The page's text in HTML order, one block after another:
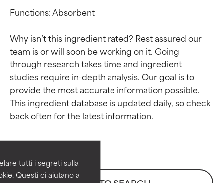
tutti i segreti sulla
Questi ci aiutano a
Functions: Absorbent
Why isn’t this ingredient rated? Rest assured our
team is or will soon be working on it. Going
through research takes time and ingredient
studies require in-depth analysis. Our goal is to
provide the most accurate information possible.
This ingredient database is updated daily, so check
Valutazione degli
ingredienti
Comprovati e sostenuti da studi
indipendenti. Ingrediente attivo
Valutazione degli
ingredienti
Comprovati e sostenuti da studi
indipendenti. Ingrediente attivo